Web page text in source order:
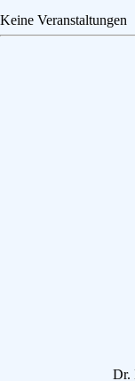
Keine Veranstaltungen
Dr.